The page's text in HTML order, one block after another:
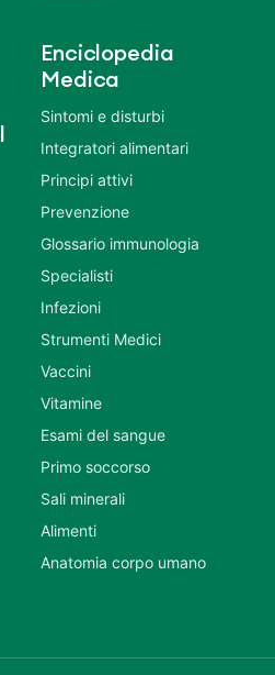
Enciclopedia
Medica
Sintomi e disturbi
Integratori alimentari
Principi attivi
Prevenzione
Glossario immunologia
Specialisti
Infezioni
Strumenti Medici
Vaccini
Vitamine
Esami del sangue
Primo soccorso
Sali minerali
Alimenti
Anatomia corpo umano